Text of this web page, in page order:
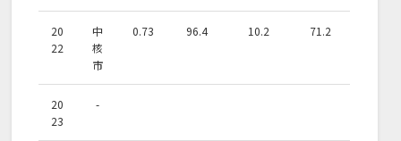
20
22
中
核
市
0.73 96.4 10.2 71.2
20
23
-